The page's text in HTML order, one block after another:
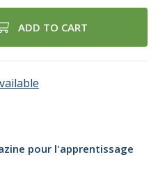
ADD TO CART
pour l'apprentissage